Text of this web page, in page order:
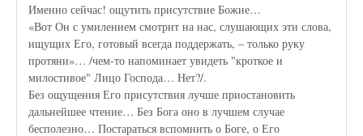
Именно сейчас! ощутить присутствие Божие…
«Вот Он с умилением смотрит на нас, слушающих эти слова,
ищущих Его, готовый всегда поддержать, – только руку
протяни»… /чем-то напоминает увидеть "кроткое и
милостивое" Лицо Господа… Нет?/.
Без ощущения Его присутствия лучше приостановить
дальнейшее чтение… Без Бога оно в лучшем случае
бесполезно… Постараться вспомнить о Боге, о Его